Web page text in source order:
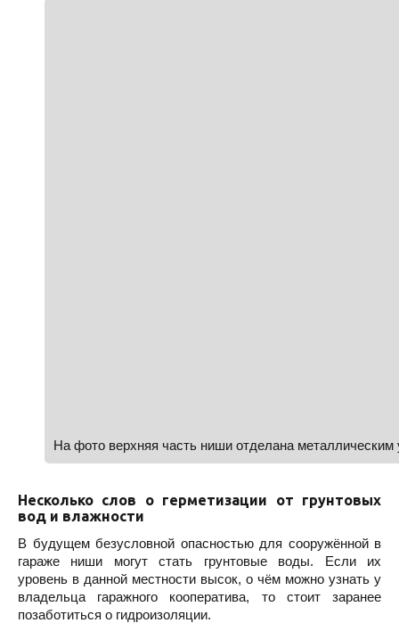
На фото верхняя часть ниши отделана металлическим
Несколько слов о герметизации от грунтовых
вод и влажности
В будущем безусловной опасностью для сооружённой в
гараже ниши могут стать грунтовые воды. Если их
уровень в данной местности высок, о чём можно узнать у
владельца гаражного кооператива, то стоит заранее
позаботиться о гидроизоляции.